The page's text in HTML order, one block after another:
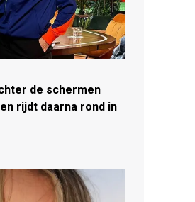
de schermen
rijdt daarna rond in